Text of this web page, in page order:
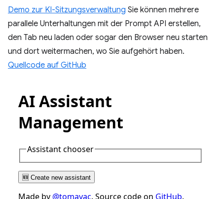
Demo zur KI-Sitzungsverwaltung Sie können mehrere
parallele Unterhaltungen mit der Prompt API erstellen,
den Tab neu laden oder sogar den Browser neu starten
und dort weitermachen, wo Sie aufgehört haben.
Quellcode auf GitHub